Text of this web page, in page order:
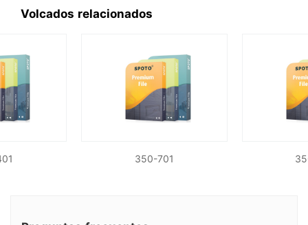
Volcados relacionados
350-701